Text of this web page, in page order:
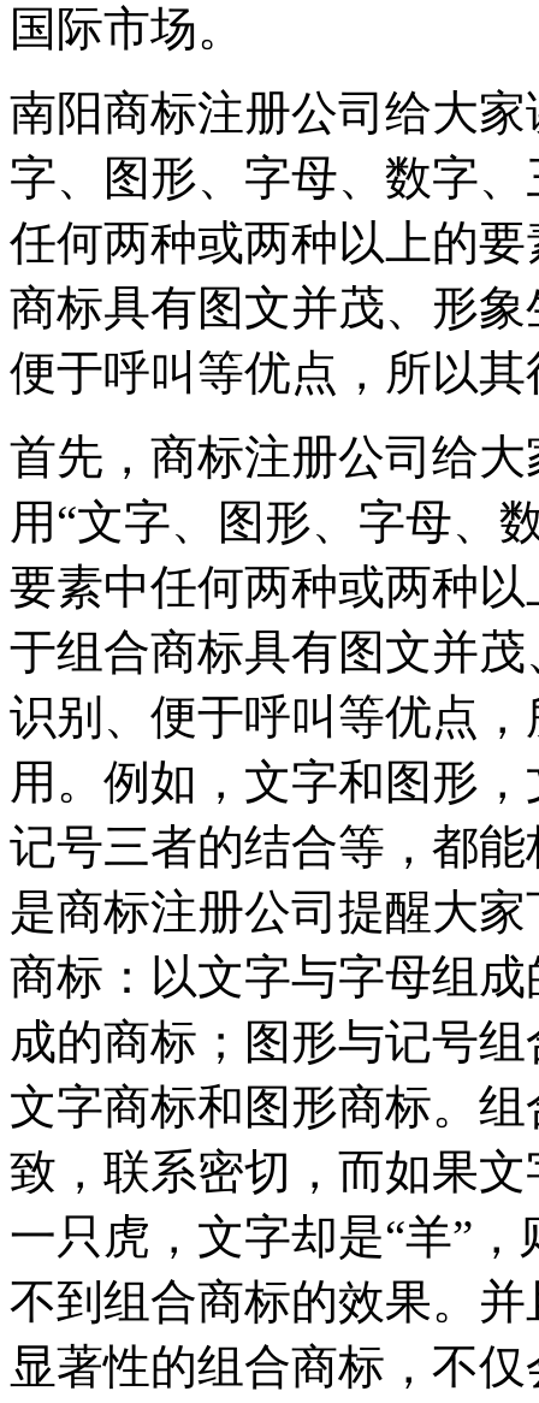
国际市场。
南阳商标注册公司给大
字、图形、字母、数字
任何两种或两种以上的
商标具有图文并茂、形
便于呼叫等优点，所以
首先，商标注册公司给
用“文字、图形、字母、
要素中任何两种或两种
于组合商标具有图文并
识别、便于呼叫等优点
用。例如，文字和图形
记号三者的结合等，都
是商标注册公司提醒大
商标：以文字与字母组
成的商标；图形与记号
文字商标和图形商标。
致，联系密切，而如果
一只虎，文字却是“羊”
不到组合商标的效果。
显著性的组合商标，不